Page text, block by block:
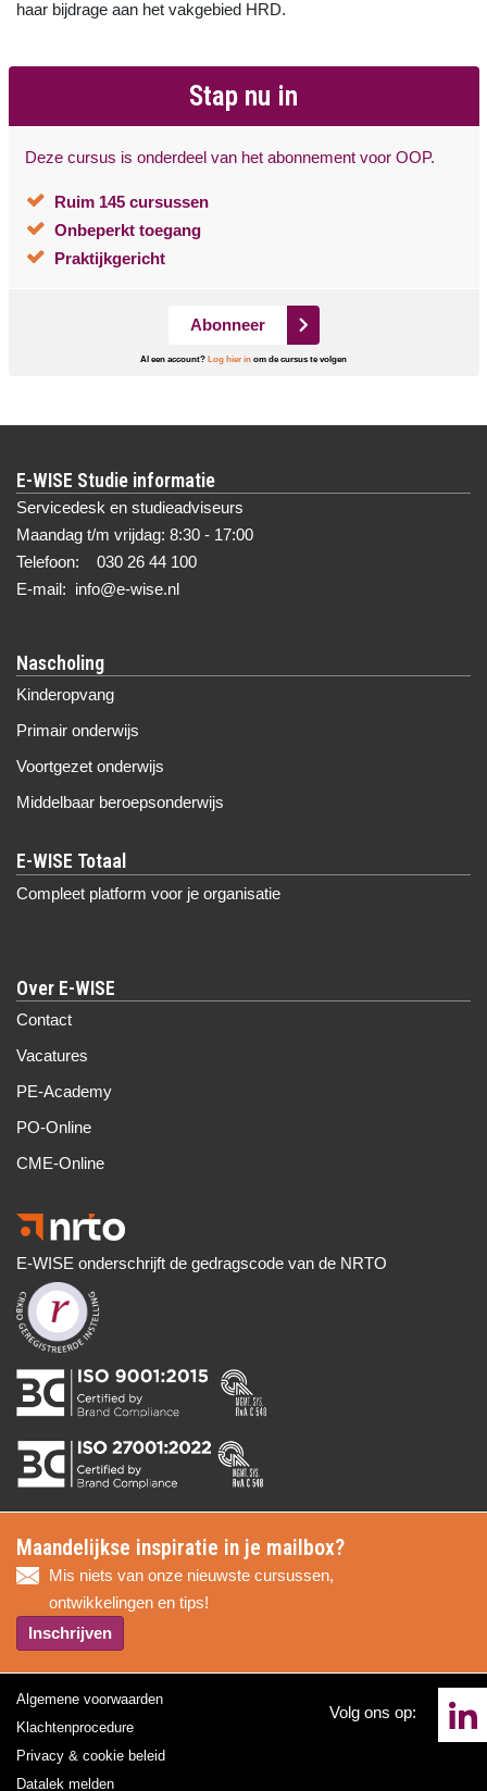
haar bijdrage aan het vakgebied HRD.
Stap nu in
Deze cursus is onderdeel van het abonnement voor OOP.
Ruim 145 cursussen
Onbeperkt toegang
Praktijkgericht
Abonneer
Al een account? Log hier in om de cursus te volgen
E-WISE Studie informatie
Servicedesk en studieadviseurs
Maandag t/m vrijdag: 8:30 - 17:00
Telefoon: 030 26 44 100
E-mail: info@e-wise.nl
Nascholing
Kinderopvang
Primair onderwijs
Voortgezet onderwijs
Middelbaar beroepsonderwijs
Compleet platform voor je organisatie
Over E-WISE
Contact
Vacatures
PE-Academy
PO-Online
CME-Online
E-WISE onderschrijft de gedragscode van de NRTO
Maandelijkse inspiratie in je mailbox?
Mis niets van onze nieuwste cursussen,
ontwikkelingen en tips!
Inschrijven
Algemene voorwaarden
Klachtenprocedure
Privacy & cookie beleid
Datalek melden
Volg ons op: